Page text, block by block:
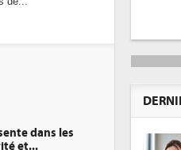
l'efficacité
Des datacenters plus